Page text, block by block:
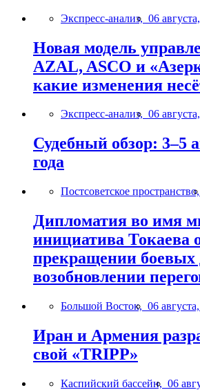
Экспресс-анализ, 06
Новая модель
AZAL, ASCO и
какие изменения
Экспресс-анализ, 06
Судебный обзор: 3–5
года
Постсоветское пространство,
Дипломатия во имя
инициатива Токаева
прекращении боевых
возобновлении
Большой Восток, 06
Иран и Армения
свой «TRIPP»
Каспийский бассейн, 06